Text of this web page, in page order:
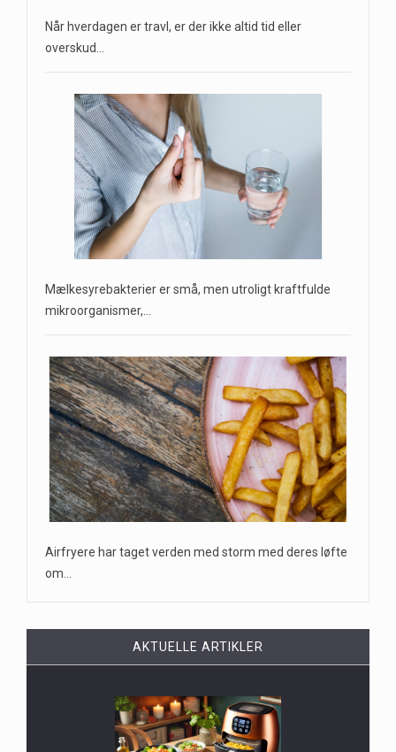
Når hverdagen er travl, er der ikke altid tid eller
overskud…
Mælkesyrebakterier er små, men utroligt kraftfulde
mikroorganismer,…
Airfryere har taget verden med storm med deres løfte
om…
AKTUELLE ARTIKLER